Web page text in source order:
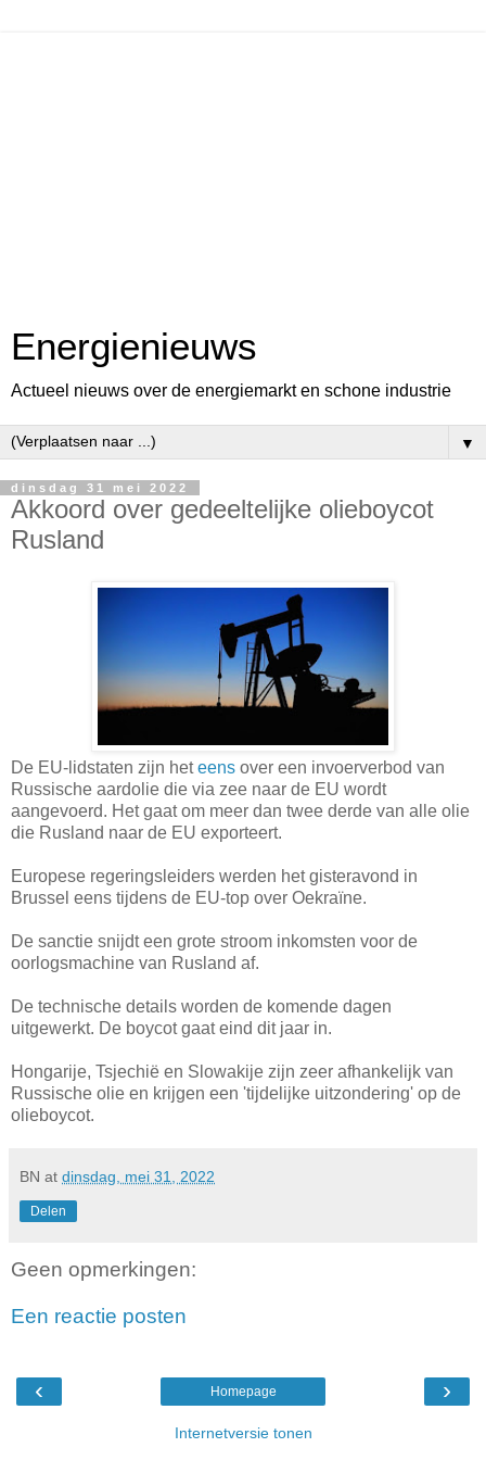
Energienieuws
Actueel nieuws over de energiemarkt en schone industrie
▼
dinsdag 31 mei 2022
Akkoord over gedeeltelijke olieboycot
Rusland
De EU-lidstaten zijn heteens over een invoerverbod van
Russische aardolie die via zee naar de EU wordt
aangevoerd. Het gaat om meer dan twee derde van alle olie
die Rusland naar de EU exporteert.
Europese regeringsleiders werden het gisteravond in
Brussel eens tijdens de EU-top over Oekraïne.
De sanctie snijdt een grote stroom inkomsten voor de
oorlogsmachine van Rusland af.
De technische details worden de komende dagen
uitgewerkt. De boycot gaat eind dit jaar in.
Hongarije, Tsjechië en Slowakije zijn zeer afhankelijk van
Russische olie en krijgen een 'tijdelijke uitzondering' op de
olieboycot.
BN at dinsdag, mei 31, 2022
Delen
Geen opmerkingen:
Een reactie posten
‹ ›
Homepage
Internetversie tonen